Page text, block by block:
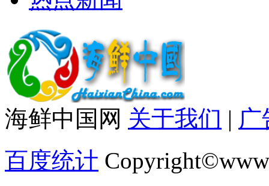
海鲜中国网 关于我们 | 广
百度统计